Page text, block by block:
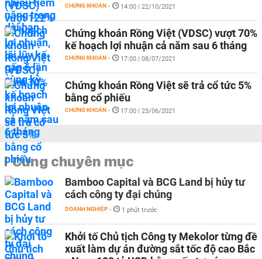
CHỨNG KHOÁN - 14:00 | 22/10/2021
Chứng khoán Rồng Việt (VDSC) vượt 70%
kế hoạch lợi nhuận cả năm sau 6 tháng
CHỨNG KHOÁN - 17:00 | 08/07/2021
Chứng khoán Rồng Việt sẽ trả cổ tức 5%
bằng cổ phiếu
CHỨNG KHOÁN - 17:00 | 23/06/2021
Cùng chuyên mục
Bamboo Capital và BCG Land bị hủy tư
cách công ty đại chúng
DOANH NGHIỆP - 1 phút trước
Khởi tố Chủ tịch Công ty Mekolor từng đề
xuất làm dự án đường sắt tốc độ cao Bắc